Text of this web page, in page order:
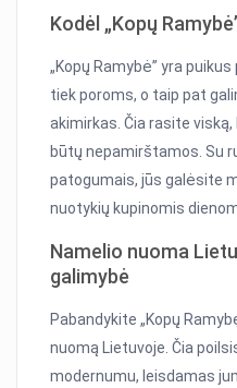
Kodėl „Kopų
„Kopų Ramybė” yra
tiek poroms, o taip pat
akimirkas. Čia rasite
būtų nepamirštamos. Su
patogumais, jūs galėsite
nuotykių kupinomis
Namelio nuoma
galimybė
Pabandykite „Kopų
nuomą Lietuvoje. Čia
modernumu, leisdamas